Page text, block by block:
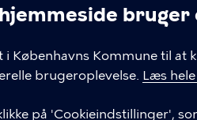
bruger
Københavns Kommune til at
brugeroplevelse. Læs
på 'Cookieindstillinger',
ÅbenDagtilbud.kk.dk
ÅbenSkole.kk.dk